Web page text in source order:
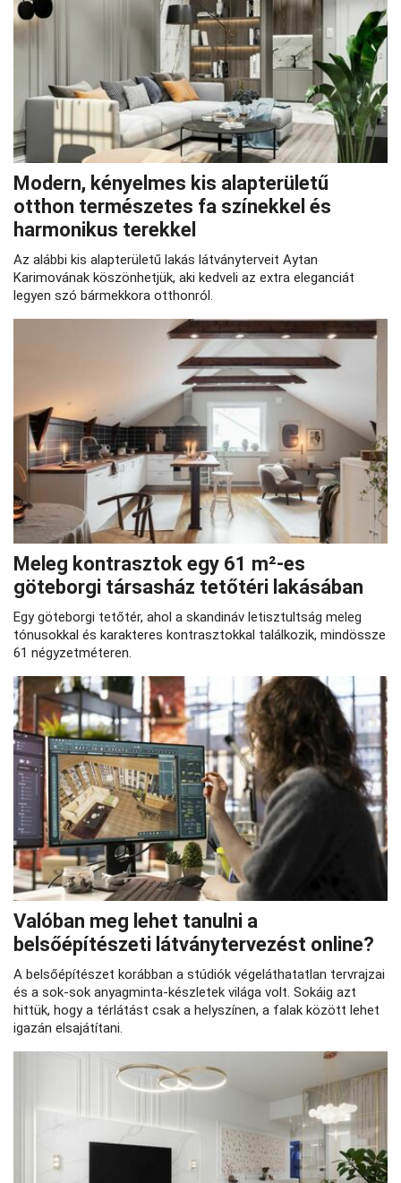
Modern, kényelmes kis alapterületű
otthon természetes fa színekkel és
harmonikus terekkel
Az alábbi kis alapterületű lakás látványterveit Aytan
Karimovának köszönhetjük, aki kedveli az extra eleganciát
legyen szó bármekkora otthonról.
Meleg kontrasztok egy 61 m²-es
göteborgi társasház tetőtéri lakásában
Egy göteborgi tetőtér, ahol a skandináv letisztultság meleg
tónusokkal és karakteres kontrasztokkal találkozik, mindössze
61 négyzetméteren.
Valóban meg lehet tanulni a
belsőépítészeti látványtervezést online?
A belsőépítészet korábban a stúdiók végeláthatatlan tervrajzai
és a sok-sok anyagminta-készletek világa volt. Sokáig azt
hittük, hogy a térlátást csak a helyszínen, a falak között lehet
igazán elsajátítani.